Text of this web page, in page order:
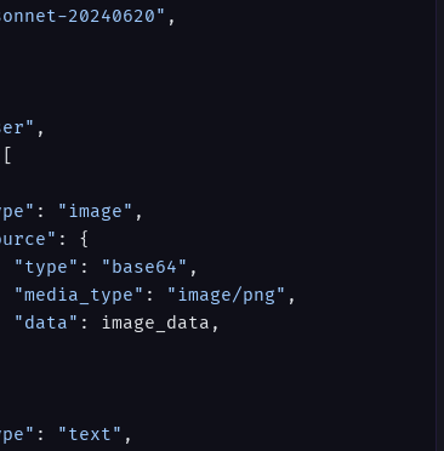
20240620" ,
,
: "image" ,
: {
"type"
: "base64" ,
"media_type"
: "image/png" ,
"data"
: image_data,
: "text" ,